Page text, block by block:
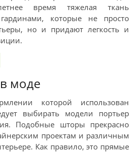
время тяжелая ткань
которые не просто
но и придают легкость и
в моде
которой использован
выбирать модели портьер
Подобные шторы прекрасно
проектам и различным
Как правило, это прямые